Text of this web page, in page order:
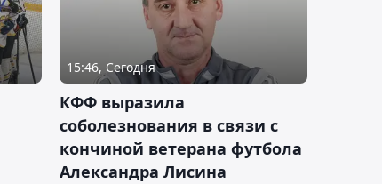
15:46, Сегодня
КФФ выразила
соболезнования в связи с
кончиной ветерана футбола
Александра Лисина